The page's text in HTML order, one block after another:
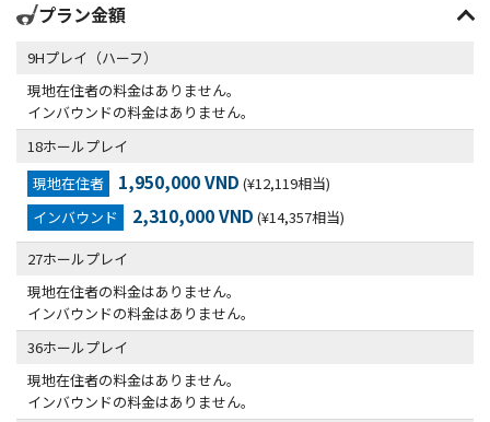
プラン金額
9Hプレイ（ハーフ）
現地在住者の料金はありません。
インバウンドの料金はありません。
18ホールプレイ
現地在住者
1,950,000 VND (¥12,119相当)
インバウンド
2,310,000 VND (¥14,357相当)
27ホールプレイ
現地在住者の料金はありません。
インバウンドの料金はありません。
36ホールプレイ
現地在住者の料金はありません。
インバウンドの料金はありません。